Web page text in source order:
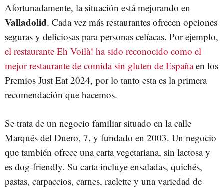
Afortunadamente, la situación está mejorando en
Valladolid. Cada vez más restaurantes ofrecen opciones
seguras y deliciosas para personas celíacas. Por ejemplo,
el restaurante Eh Voilà! ha sido reconocido como el
mejor restaurante de comida sin gluten de Españaen los
Premios Just Eat 2024, por lo tanto esta es la primera
recomendación que hacemos.
Se trata de un negocio familiar situado en la calle
Marqués del Duero, 7, y fundado en 2003. Un negocio
que también ofrece una carta vegetariana, sin lactosa y
es dog-friendly. Su carta incluye ensaladas, quichés,
pastas, carpaccios, carnes, raclette y una variedad de